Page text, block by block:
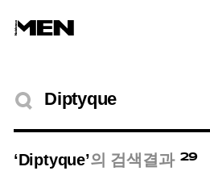
검색결과
‘Diptyque’의 검색결과 29